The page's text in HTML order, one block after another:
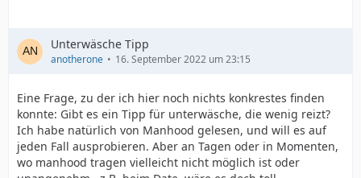
Unterwäsche Tipp
anotherone 16. September 2022 um 23:15
Eine Frage, zu der ich hier noch nichts konkrestes finden
konnte: Gibt es ein Tipp für unterwäsche, die wenig reizt?
Ich habe natürlich von Manhood gelesen, und will es auf
jeden Fall ausprobieren. Aber an Tagen oder in Momenten,
wo manhood tragen vielleicht nicht möglich ist oder